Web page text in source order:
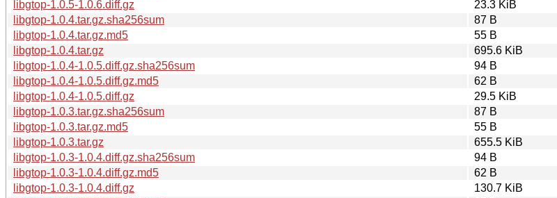
libgtop-1.0.5-1.0.6.diff.gz
23.3 KiB
libgtop-1.0.4.tar.gz.sha256sum
87 B
libgtop-1.0.4.tar.gz.md5
55 B
libgtop-1.0.4.tar.gz
695.6 KiB
libgtop-1.0.4-1.0.5.diff.gz.sha256sum
94 B
libgtop-1.0.4-1.0.5.diff.gz.md5
62 B
libgtop-1.0.4-1.0.5.diff.gz
29.5 KiB
libgtop-1.0.3.tar.gz.sha256sum
87 B
libgtop-1.0.3.tar.gz.md5
55 B
libgtop-1.0.3.tar.gz
655.5 KiB
libgtop-1.0.3-1.0.4.diff.gz.sha256sum
94 B
libgtop-1.0.3-1.0.4.diff.gz.md5
62 B
libgtop-1.0.3-1.0.4.diff.gz
130.7 KiB